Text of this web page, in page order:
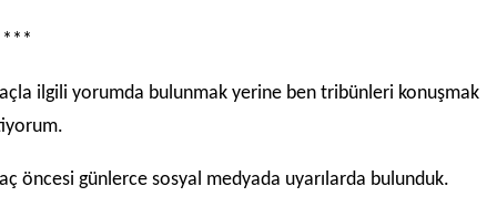
ilgili yorumda bulunmak yerine ben tribünleri konuşmak
öncesi günlerce sosyal medyada uyarılarda bulunduk.